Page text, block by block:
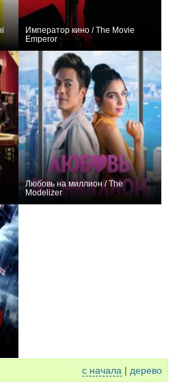
Император кино / The Movie
Emperor
Любовь на миллион / The
Modelizer
с начала | дерево